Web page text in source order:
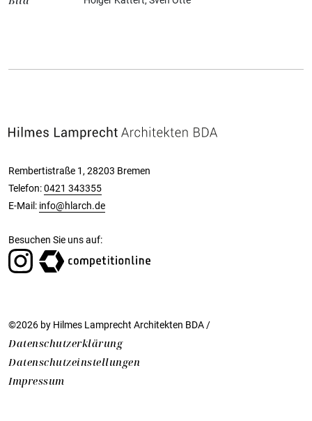
Rembertistraße 1, 28203 Bremen
Telefon:0421 343355
E-Mail: info@hlarch.de
Besuchen Sie uns auf:
©2026 by Hilmes Lamprecht Architekten BDA /
Datenschutzerklärung
Datenschutzeinstellungen
Impressum